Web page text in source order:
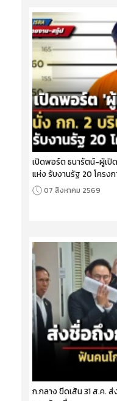
เปิดพอร์ต ธนารัตน์-ผู้เปิ
แห่ง รับงานรัฐ 20 โครงก
07 สิงหาคม 2569
ก.กลาง ขีดเส้น 31 ส.ค.